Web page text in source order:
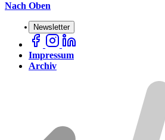
Nach Oben
Newsletter
Impressum
Archiv